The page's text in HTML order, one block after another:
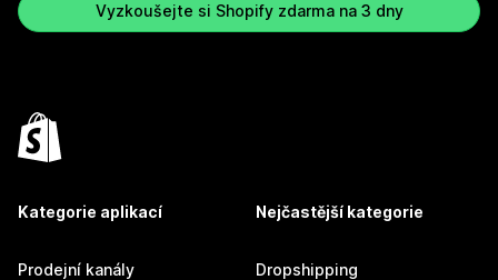
Vyzkoušejte si Shopify zdarma na 3 dny
Kategorie aplikací
Prodejní kanály
Nejčastější kategorie
Dropshipping